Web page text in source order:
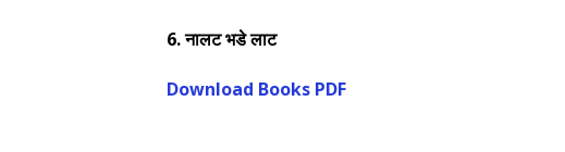
6.नालट भडे लाट
Download Books PDF